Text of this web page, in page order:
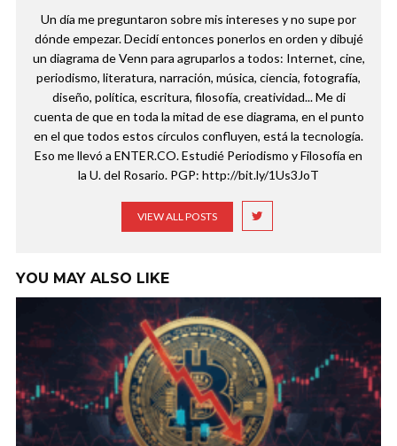
Un día me preguntaron sobre mis intereses y no supe por
dónde empezar. Decidí entonces ponerlos en orden y dibujé
un diagrama de Venn para agruparlos a todos: Internet, cine,
periodismo, literatura, narración, música, ciencia, fotografía,
diseño, política, escritura, filosofía, creatividad... Me di
cuenta de que en toda la mitad de ese diagrama, en el punto
en el que todos estos círculos confluyen, está la tecnología.
Eso me llevó a ENTER.CO. Estudié Periodismo y Filosofía en
la U. del Rosario. PGP: http://bit.ly/1Us3JoT
VIEW ALL POSTS
YOU MAY ALSO LIKE